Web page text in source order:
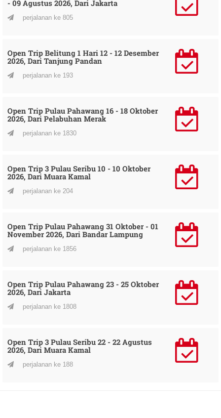
- 09 Agustus 2026, Dari Jakarta
perjalanan ke 805
Open Trip Belitung 1 Hari 12 - 12 Desember
2026, Dari Tanjung Pandan
perjalanan ke 193
Open Trip Pulau Pahawang 16 - 18 Oktober
2026, Dari Pelabuhan Merak
perjalanan ke 1830
Open Trip 3 Pulau Seribu 10 - 10 Oktober
2026, Dari Muara Kamal
perjalanan ke 204
Open Trip Pulau Pahawang 31 Oktober - 01
November 2026, Dari Bandar Lampung
perjalanan ke 1856
Open Trip Pulau Pahawang 23 - 25 Oktober
2026, Dari Jakarta
perjalanan ke 1808
Open Trip 3 Pulau Seribu 22 - 22 Agustus
2026, Dari Muara Kamal
perjalanan ke 188